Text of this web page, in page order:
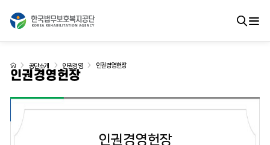
인권경영헌장
공단소개 인권경영 인권경영헌장
인권경영헌장